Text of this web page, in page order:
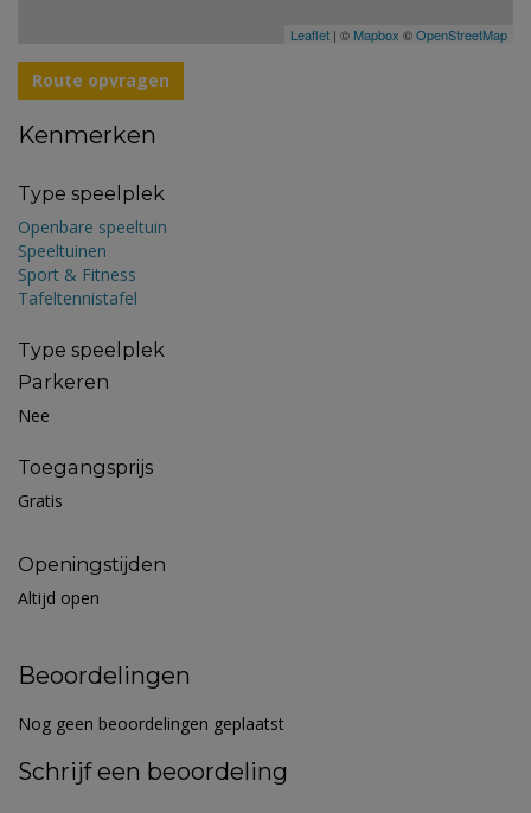
Leaflet | © Mapbox ©OpenStreetMap
Route opvragen
Kenmerken
Type speelplek
Openbare speeltuin
Speeltuinen
Sport & Fitness
Tafeltennistafel
Type speelplek
Parkeren
Nee
Toegangsprijs
Gratis
Openingstijden
Altijd open
Beoordelingen
Nog geen beoordelingen geplaatst
Schrijf een beoordeling